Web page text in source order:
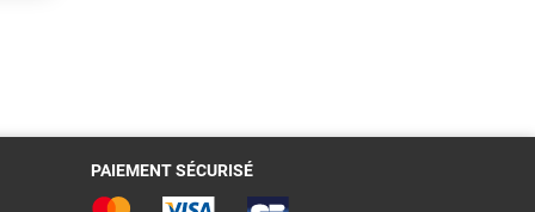
PAIEMENT SÉCURISÉ